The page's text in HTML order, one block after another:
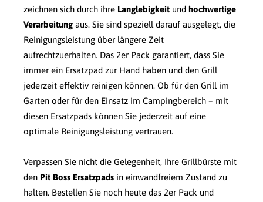
zeichnen sich durch ihre Langlebigkeit und hochwertige
Verarbeitung aus. Sie sind speziell darauf ausgelegt, die
Reinigungsleistung über längere Zeit
aufrechtzuerhalten. Das 2er Pack garantiert, dass Sie
immer ein Ersatzpad zur Hand haben und den Grill
jederzeit effektiv reinigen können. Ob für den Grill im
Garten oder für den Einsatz im Campingbereich – mit
diesen Ersatzpads können Sie jederzeit auf eine
optimale Reinigungsleistung vertrauen.
Verpassen Sie nicht die Gelegenheit, Ihre Grillbürste mit
den Pit Boss Ersatzpads in einwandfreiem Zustand zu
halten. Bestellen Sie noch heute das 2er Pack und